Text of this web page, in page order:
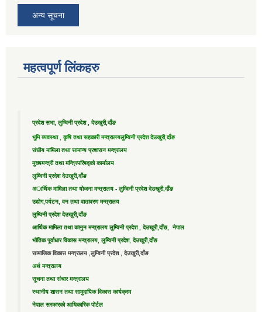
अन्य सूचना
महत्वपूर्ण लिंकहरु
प्रदेश सभा, लुम्विनी प्रदेश , देउखुरी,दाँङ
भुमि व्यवस्था , कृषि तथा सहकारी मन्त्रालयलुम्विनी प्रदेश देउखुरी,दाँङ
संघीय मामिला तथा सामान्य प्रशासन मन्त्रालय
मुख्यमन्त्री तथा मन्त्रिपरिषद्को कार्यालय
लुम्विनी प्रदेश देउखुरी,दाँङ
अार्थिक मामिला तथा योजना मन्त्रालय - लुम्विनी प्रदेश देउखुरी,दाँङ
उद्याेग,पर्यटन, वन तथा वातावरण मन्त्रालय
लुम्विनी प्रदेश देउखुरी,दाँङ
आर्थिक मामिला तथा कानुन मन्त्रालय लुम्विनी प्रदेश , देउखुरी,दाँङ, नेपाल
भौतिक पूर्वाधार विकास मन्त्रालय, लुम्विनी प्रदेश, देउखुरी,दाँङ
सामाजिक विकास मन्त्रालय ,लुम्विनी प्रदेश , देउखुरी,दाँङ
अर्थ मन्त्रालय
सूचना तथा संचार मन्त्रालय
स्थानीय शासन तथा सामुदायिक विकास कार्यक्रम
नेपाल सरकारको आधिकारिक पोर्टल